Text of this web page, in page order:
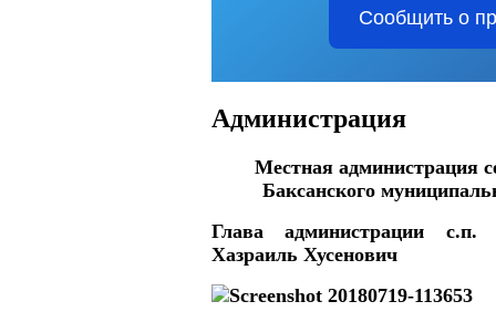
Сообщить о
Администрация
Местная администрация
Баксанского
Глава администрации
Хазраиль